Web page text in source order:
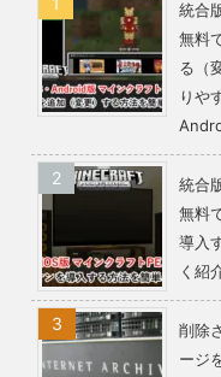
統合
無料
る（
りや
統合
無料
導入
く紹
削除
ージ